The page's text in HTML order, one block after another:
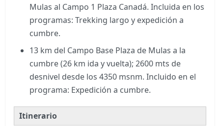
Mulas al Campo 1 Plaza Canadá. Incluida en los
programas: Trekking largo y expedición a
cumbre.
13 km del Campo Base Plaza de Mulas a la
cumbre (26 km ida y vuelta); 2600 mts de
desnivel desde los 4350 msnm. Incluido en el
programa: Expedición a cumbre.
Itinerario